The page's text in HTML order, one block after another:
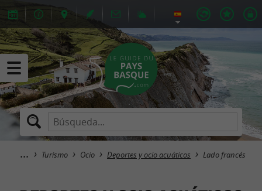
Turismo Ocio Deportes y ocio acuáticos Lado francés